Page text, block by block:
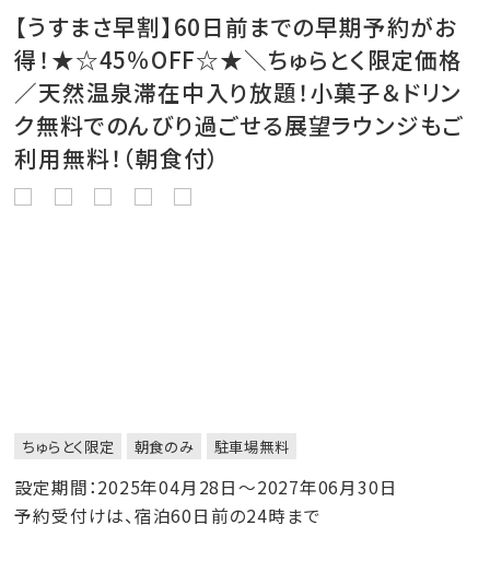
【うすまさ早割】60日前までの早期予約がお
得！★☆45％OFF☆★＼ちゅらとく限定価格
／天然温泉滞在中入り放題！小菓子＆ドリン
ク無料でのんびり過ごせる展望ラウンジもご
利用無料！（朝食付）
ちゅらとく限定 朝食のみ 駐車場無料
設定期間：2025年04月28日～2027年06月30日
予約受付けは、宿泊60日前の24時まで